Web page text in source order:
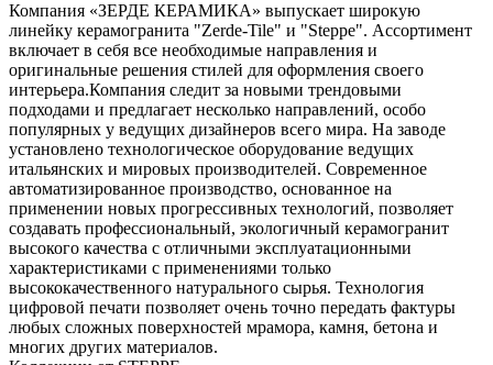
Компания «ЗЕРДЕ КЕРАМИКА» выпускает широкую
линейку керамогранита "Zerde-Tile" и "Steppe". Ассортимент
включает в себя все необходимые направления и
оригинальные решения стилей для оформления своего
интерьера.Компания следит за новыми трендовыми
подходами и предлагает несколько направлений, особо
популярных у ведущих дизайнеров всего мира. На заводе
установлено технологическое оборудование ведущих
итальянских и мировых производителей. Современное
автоматизированное производство, основанное на
применении новых прогрессивных технологий, позволяет
создавать профессиональный, экологичный керамогранит
высокого качества с отличными эксплуатационными
характеристиками с применениями только
высококачественного натурального сырья. Технология
цифровой печати позволяeт очень точно передать фактуры
любых сложных поверхностей мрамора, камня, бетона и
многих других материалов.